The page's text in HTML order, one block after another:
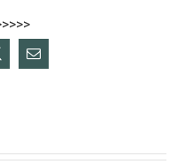
Email
(necessário